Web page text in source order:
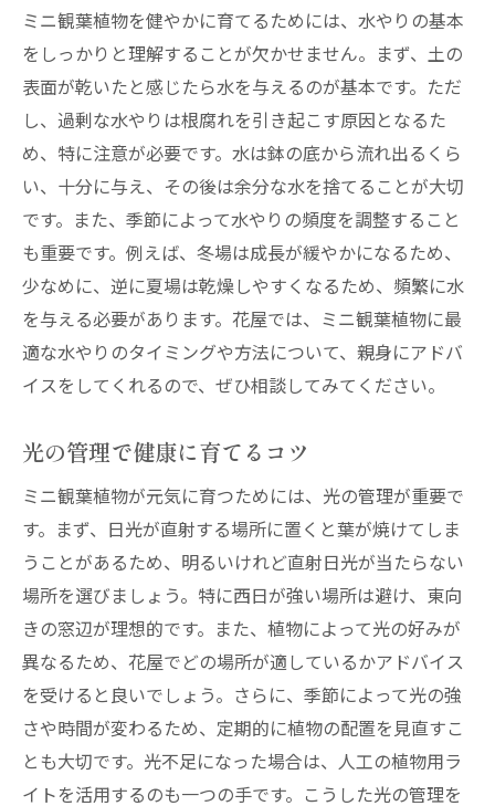
ミニ観葉植物を健やかに育てるためには、水やりの基本
をしっかりと理解することが欠かせません。まず、土の
表面が乾いたと感じたら水を与えるのが基本です。ただ
し、過剰な水やりは根腐れを引き起こす原因となるた
め、特に注意が必要です。水は鉢の底から流れ出るくら
い、十分に与え、その後は余分な水を捨てることが大切
です。また、季節によって水やりの頻度を調整すること
も重要です。例えば、冬場は成長が緩やかになるため、
少なめに、逆に夏場は乾燥しやすくなるため、頻繁に水
を与える必要があります。花屋では、ミニ観葉植物に最
適な水やりのタイミングや方法について、親身にアドバ
イスをしてくれるので、ぜひ相談してみてください。
光の管理で健康に育てるコツ
ミニ観葉植物が元気に育つためには、光の管理が重要で
す。まず、日光が直射する場所に置くと葉が焼けてしま
うことがあるため、明るいけれど直射日光が当たらない
場所を選びましょう。特に西日が強い場所は避け、東向
きの窓辺が理想的です。また、植物によって光の好みが
異なるため、花屋でどの場所が適しているかアドバイス
を受けると良いでしょう。さらに、季節によって光の強
さや時間が変わるため、定期的に植物の配置を見直すこ
とも大切です。光不足になった場合は、人工の植物用ラ
イトを活用するのも一つの手です。こうした光の管理を